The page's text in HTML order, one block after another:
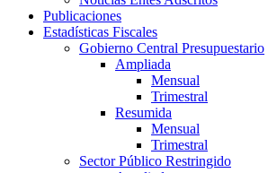
Publicaciones
Estadísticas Fiscales
Gobierno Central Presupuestario
Ampliada
Mensual
Trimestral
Resumida
Mensual
Trimestral
Sector Público Restringido